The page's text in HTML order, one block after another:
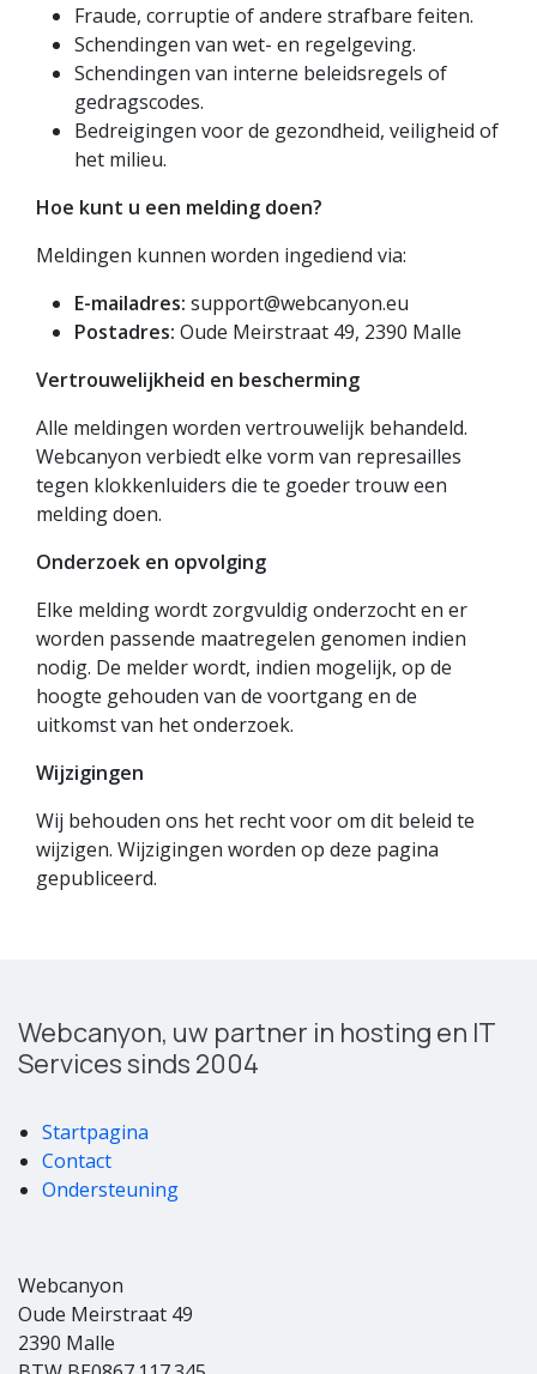
Fraude, corruptie of andere strafbare feiten.
Schendingen van wet- en regelgeving.
Schendingen van interne beleidsregels of
gedragscodes.
Bedreigingen voor de gezondheid, veiligheid of
het milieu.
Hoe kunt u een melding doen?
Meldingen kunnen worden ingediend via:
E-mailadres: support@webcanyon.eu
Postadres: Oude Meirstraat 49, 2390 Malle
Vertrouwelijkheid en bescherming
Alle meldingen worden vertrouwelijk behandeld.
Webcanyon verbiedt elke vorm van represailles
tegen klokkenluiders die te goeder trouw een
melding doen.
Onderzoek en opvolging
Elke melding wordt zorgvuldig onderzocht en er
worden passende maatregelen genomen indien
nodig. De melder wordt, indien mogelijk, op de
hoogte gehouden van de voortgang en de
uitkomst van het onderzoek.
Wijzigingen
Wij behouden ons het recht voor om dit beleid te
wijzigen. Wijzigingen worden op deze pagina
gepubliceerd.
Webcanyon, uw partner in hosting en IT
Services sinds 2004
Startpagina
Contact
Ondersteuning
Webcanyon
Oude Meirstraat 49
2390 Malle